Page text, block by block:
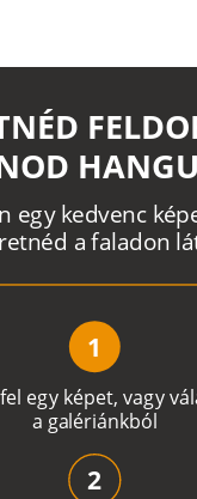
fel egy képet, vagyvál
a galériánkból
n egy kedvenc kép
retnéd a faladon lá
1
2